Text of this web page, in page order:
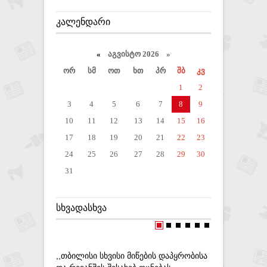
ᲙᲐᲚᲔᲜᲓᲐᲠᲘ
« აგვისტო 2026 »
ორ
სმ ოთ ხთ პრ შბ
კვ
1
2
3
4 5 6 7 8
9
10
11 12 13 14 15
16
17
18 19 20 21 22
23
24
25 26 27 28 29
30
31
ᲡᲮᲕᲐᲓᲐᲡᲮᲕᲐ
,,ᲗᲑᲘᲚᲘᲡᲘ ᲡᲮᲕᲘᲡᲘ ᲛᲘᲬᲔᲑᲘᲡ ᲓᲐᲞᲧᲠᲝᲑᲘᲡᲐ